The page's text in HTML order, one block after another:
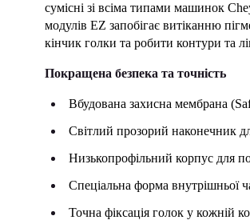
сумісні зі всіма типами машинок
модулів EZ запобігає витіканню
кінчик голки та робити контури та
Покращена безпека та точність
Вбудована захисна мембрана
Світлий прозорий наконечник
Низькопрофільний корпус для
Спеціальна форма внутрішньої
Точна фіксація голок у кожній